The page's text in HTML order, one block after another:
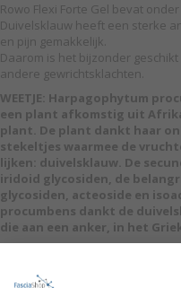
Rowo Flexi Forte Gel bevat
Duivelsklauw heeft een sterke
en pijn gemakkelijk.
Daarom is het bijzonder
andere gewrichtsklachten.
WEETJE: Harpagophytum
een plant afkomstig uit
plant. De plant dankt haar
stekeltjes waarmee de
lijken: duivelsklauw. De
iridoid glycosiden, de
glycosiden, acteoside en
procumbens dankt de
die aan een anker, in het
Verzorgt en beschermt de